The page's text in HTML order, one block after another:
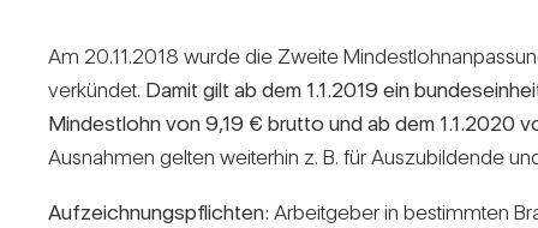
Am 20.11.2018 wurde die Zweite
ver­kündet. Damit gilt ab dem 1.1.2019 ein
Min­dest­lohn von 9,19 € brutto und ab dem 1.1.2020
Aus­nahmen gelten wei­terhin z. B. für Aus­zu­bil­dende
Auf­zeich­nungs­pflichten: Arbeit­geber in bestimmten